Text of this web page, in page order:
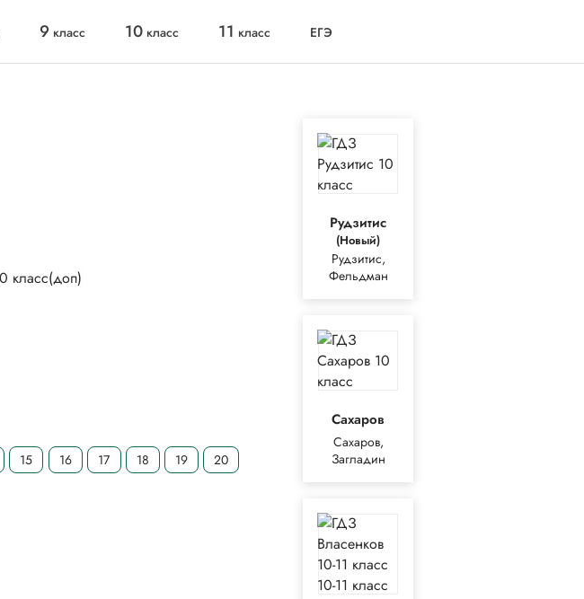
9 класс 10 класс 11 класс ЕГЭ
15 16 17 18 19
20
Рудзитис
(Новый)
Рудзитис,
Фельдман
Сахаров
Сахаров,
Загладин